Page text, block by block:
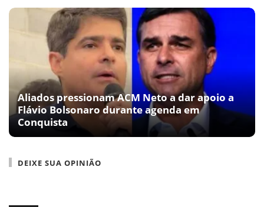
Aliados pressionam ACM Neto a dar apoio a
Flávio Bolsonaro durante agenda em
Conquista
DEIXE SUA OPINIÃO